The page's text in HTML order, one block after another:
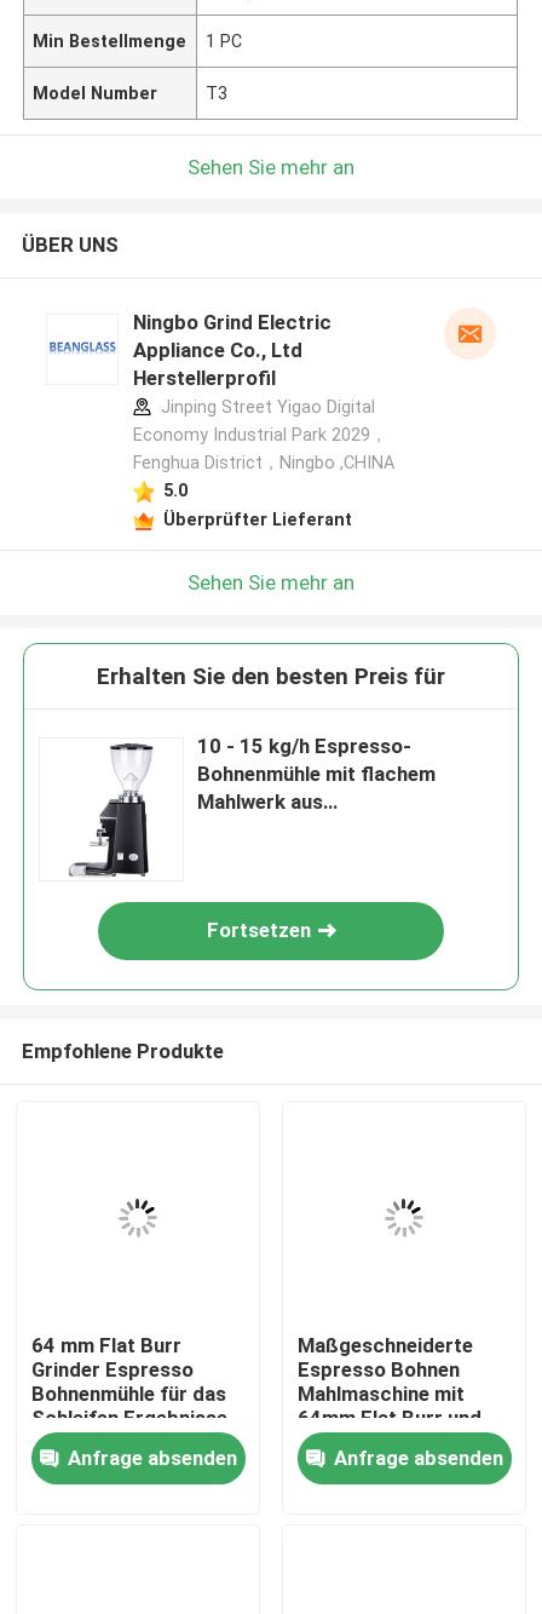
Haus
Min Bestellmenge 1 PC
Model Number T3
Sehen Sie mehr an
ÜBER UNS
Ningbo Grind Electric
Appliance Co., Ltd
Herstellerprofil
Jinping Street Yigao Digital
Economy Industrial Park 2029，
Fenghua District，Ningbo ,CHINA
5.0
Überprüfter Lieferant
Sehen Sie mehr an
Erhalten Sie den besten Preis für
10 - 15 kg/h Espresso-
Bohnenmühle mit flachem
Mahlwerk aus
Fortsetzen
Empfohlene Produkte
64 mm Flat Burr
Grinder Espresso
Bohnenmühle für das
Schleifen Ergebnisse
Anfrage absenden
Maßgeschneiderte
Espresso Bohnen
Mahlmaschine mit
64mm Flat Burr und
120g Kapazität
Anfrage absenden